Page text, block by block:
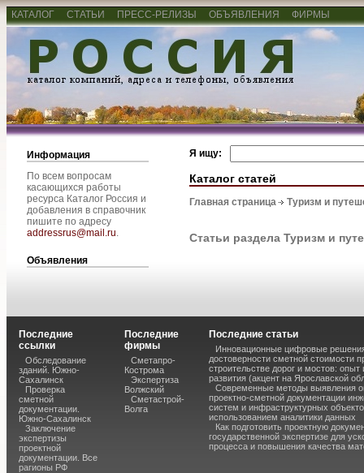
КАТАЛОГ СТАТЬИ ПРЕСС-РЕЛИЗЫ ОБЪЯВЛЕНИЯ ФИРМЫ
Информация
По всем вопросам
касающихся работы
ресурса Каталог Россия и
добавления в справочник
пишите по адресу
addressrus@mail.ru.
Объявления
Я ищу:
Каталог статей
Главная страница Туризм и
Статьи раздела Туризм и
Последние
ссылки
Обследование
зданий. Южно-
Сахалинск
Проверка
сметной
документации.
Южно-Сахалинск
Заключение
экспертизы
проектной
документации. Все
рагионы РФ
Последние
фирмы
Сметапро-
Кострома
Экспертиза
Волжский
Сметастрой-
Волга
Последние статьи
Инновационные цифровые
достоверности сметной стоимости
строительстве дорог и мостов: опыт
развития (акцент на Ярославской
Современные методы выявления
проектно-сметной документации
систем и инфраструктурных
использованием аналитики данных
Как подготовить проектную
государственной экспертизе для
процесса и повышения качества